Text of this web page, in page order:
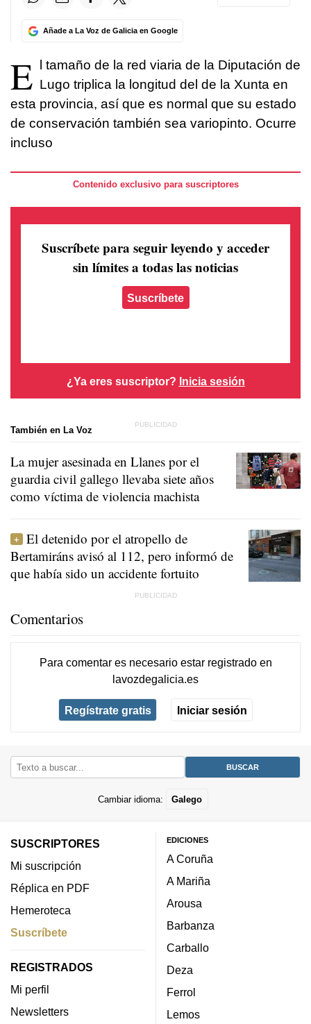
Añade a La Voz de Galicia en Google
E
l tamaño de la red viaria de la Diputación de
Lugo triplica la longitud del de la Xunta en
esta provincia, así que es normal que su estado
de conservación también sea variopinto. Ocurre
incluso
Contenido exclusivo para suscriptores
Suscríbete para seguir leyendo y acceder
sin límites a todas las noticias
Suscríbete
¿Ya eres suscriptor? Inicia sesión
También en La Voz
La mujer asesinada en Llanes por el
guardia civil gallego llevaba siete años
como víctima de violencia machista
El detenido por el atropello de
Bertamiráns avisó al 112, pero informó de
que había sido un accidente fortuito
Comentarios
Para comentar es necesario estar registradoen
lavozdegalicia.es
Regístrate gratis Iniciar sesión
Cambiar idioma: Galego
SUSCRIPTORES
Mi suscripción
Réplica en PDF
Hemeroteca
Suscríbete
REGISTRADOS
Mi perfil
Newsletters
EDICIONES
A Coruña
A Mariña
Arousa
Barbanza
Carballo
Deza
Ferrol
Lemos